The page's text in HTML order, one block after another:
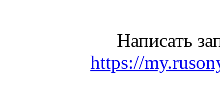
Написать
https://